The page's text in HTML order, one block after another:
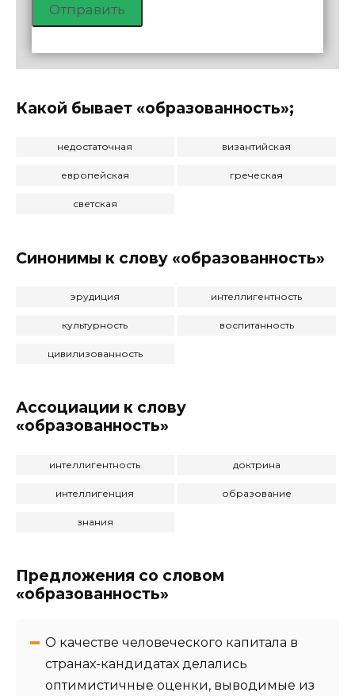
Отправить
Какой бывает «образованность»;
недостаточная византийская
европейская греческая
светская
Синонимы к слову «образованность»
эрудиция интеллигентность
культурность воспитанность
цивилизованность
Ассоциации к слову
«образованность»
интеллигентность доктрина
интеллигенция образование
знания
Предложения со словом
«образованность»
О качестве человеческого капитала в
странах-кандидатах делались
оптимистичные оценки, выводимые из